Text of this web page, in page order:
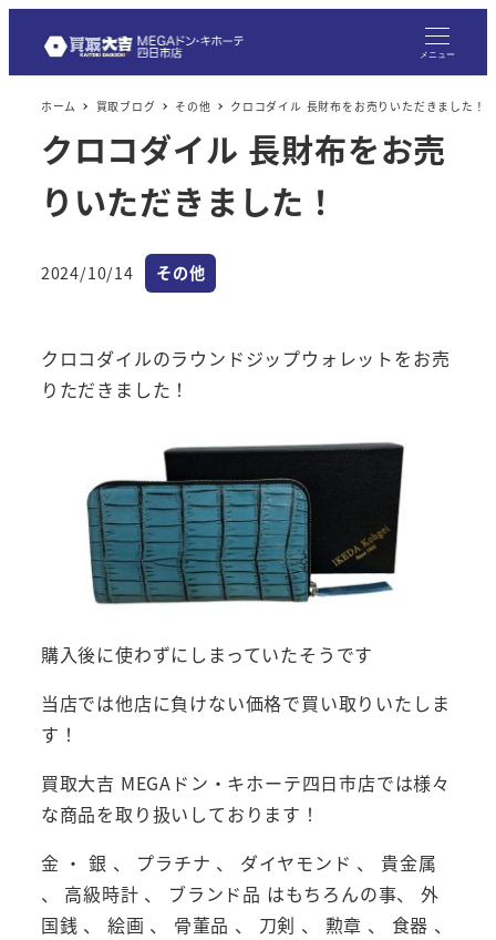
メニュー
ホーム 買取ブログ その他 クロコダイル 長財布をお売りいただきました！
クロコダイル 長財布をお売
りいただきました！
投稿日
2024/10/14 カテゴリー
その他
クロコダイルのラウンドジップウォレットをお売
りただきました！
購入後に使わずにしまっていたそうです
当店では他店に負けない価格で買い取りいたしま
す！
買取大吉 MEGAドン・キホーテ四日市店では様々
な商品を取り扱いしております！
金 ・ 銀 、 プラチナ 、 ダイヤモンド 、 貴金属
、 高級時計 、 ブランド品 はもちろんの事、 外
国銭 、 絵画 、 骨董品 、 刀剣 、 勲章 、 食器 、